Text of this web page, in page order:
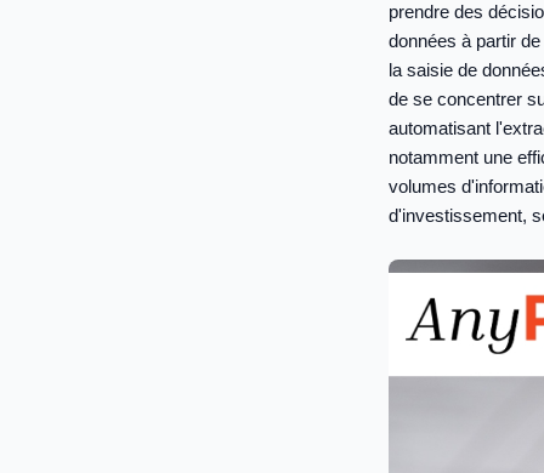
prendre des
données à partir
la saisie de
de se concentrer
automatisant
notamment une
volumes
d'investissement,